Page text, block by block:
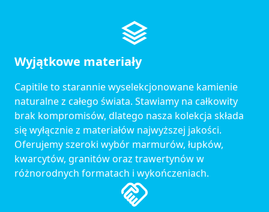
Wyjątkowe materiały
Capitile to starannie wyselekcjonowane kamienie
naturalne z całego świata. Stawiamy na całkowity
brak kompromisów, dlatego nasza kolekcja składa
się wyłącznie z materiałów najwyższej jakości.
Oferujemy szeroki wybór marmurów, łupków,
kwarcytów, granitów oraz trawertynów w
różnorodnych formatach i wykończeniach.